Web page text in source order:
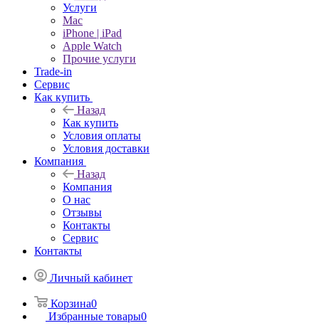
Услуги
Mac
iPhone | iPad
Apple Watch
Прочие услуги
Trade-in
Сервис
Как купить
Назад
Как купить
Условия оплаты
Условия доставки
Компания
Назад
Компания
О нас
Отзывы
Контакты
Сервис
Контакты
Личный кабинет
Корзина0
Избранные товары0